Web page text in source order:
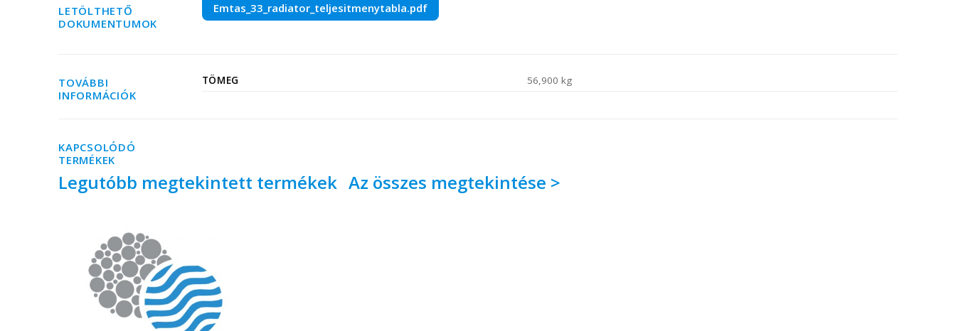
LETÖLTHETŐ
DOKUMENTUMOK
Emtas_33_radiator_teljesitmenytabla.pdf
TOVÁBBI
INFORMÁCIÓK
TÖMEG 56,900 kg
KAPCSOLÓDÓ
TERMÉKEK
Legutóbb megtekintett termékek Az összes megtekintése >